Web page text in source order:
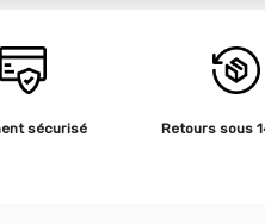
sécurisé Retours sous